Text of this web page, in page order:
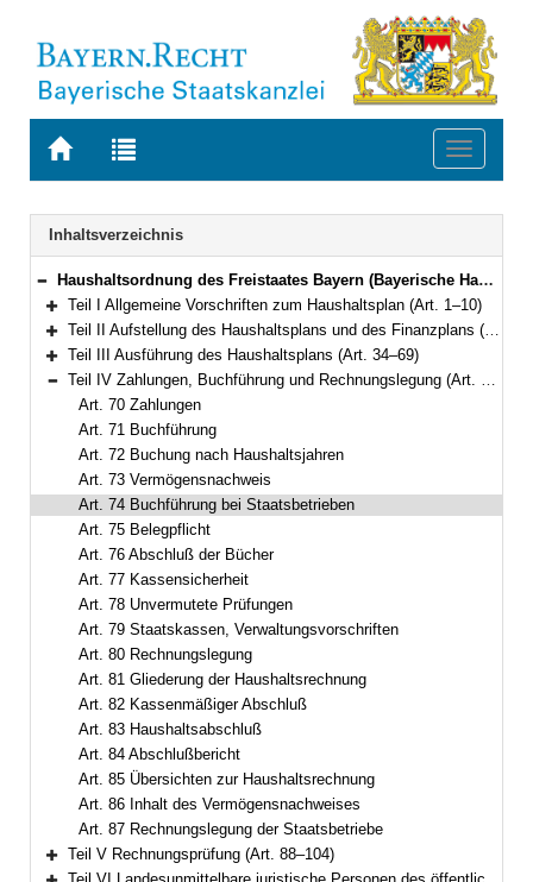
Zur
BAYERN.RECHT
Zur
letzten
Suche
Toggle
Navigation
Inhaltsverzeichnis
Bereich reduzieren
Haushaltsordnung des Freistaates Bayern (Bayerische Haushaltsordnung – BayHO) Vom 8. Dezember 1971 (BayRS IV S. 664) BayRS 630-1-F (Art. 1–117)
Bereich erweitern
Teil I Allgemeine Vorschriften zum Haushaltsplan (Art. 1–10)
Bereich erweitern
Teil II Aufstellung des Haushaltsplans und des Finanzplans (Art. 11–33)
Bereich erweitern
Teil III Ausführung des Haushaltsplans (Art. 34–69)
Bereich reduzieren
Teil IV Zahlungen, Buchführung und Rechnungslegung (Art. 70–87)
Art. 70 Zahlungen
Art. 71 Buchführung
Art. 72 Buchung nach Haushaltsjahren
Art. 73 Vermögensnachweis
Art. 74 Buchführung bei Staatsbetrieben
Art. 75 Belegpflicht
Art. 76 Abschluß der Bücher
Art. 77 Kassensicherheit
Art. 78 Unvermutete Prüfungen
Art. 79 Staatskassen, Verwaltungsvorschriften
Art. 80 Rechnungslegung
Art. 81 Gliederung der Haushaltsrechnung
Art. 82 Kassenmäßiger Abschluß
Art. 83 Haushaltsabschluß
Art. 84 Abschlußbericht
Art. 85 Übersichten zur Haushaltsrechnung
Art. 86 Inhalt des Vermögensnachweises
Art. 87 Rechnungslegung der Staatsbetriebe
Bereich erweitern
Teil V Rechnungsprüfung (Art. 88–104)